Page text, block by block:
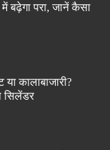
बढ़ेगा परा, जानें कैसा
कालाबाजारी?
सिलेंडर